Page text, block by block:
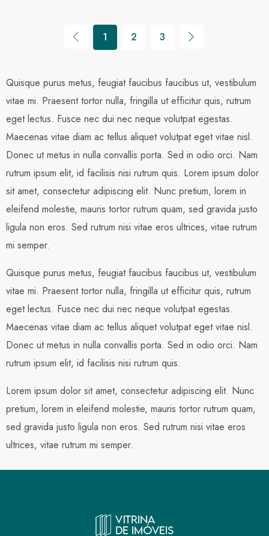
1 2 3
Quisque purus metus, feugiat faucibus faucibus ut, vestibulum
vitae mi. Praesent tortor nulla, fringilla ut efficitur quis, rutrum
eget lectus. Fusce nec dui nec neque volutpat egestas.
Maecenas vitae diam ac tellus aliquet volutpat eget vitae nisl.
Donec ut metus in nulla convallis porta. Sed in odio orci. Nam
rutrum ipsum elit, id facilisis nisi rutrum quis. Lorem ipsum dolor
sit amet, consectetur adipiscing elit. Nunc pretium, lorem in
eleifend molestie, mauris tortor rutrum quam, sed gravida justo
ligula non eros. Sed rutrum nisi vitae eros ultrices, vitae rutrum
mi semper.
Quisque purus metus, feugiat faucibus faucibus ut, vestibulum
vitae mi. Praesent tortor nulla, fringilla ut efficitur quis, rutrum
eget lectus. Fusce nec dui nec neque volutpat egestas.
Maecenas vitae diam ac tellus aliquet volutpat eget vitae nisl.
Donec ut metus in nulla convallis porta. Sed in odio orci. Nam
rutrum ipsum elit, id facilisis nisi rutrum quis.
Lorem ipsum dolor sit amet, consectetur adipiscing elit. Nunc
pretium, lorem in eleifend molestie, mauris tortor rutrum quam,
sed gravida justo ligula non eros. Sed rutrum nisi vitae eros
ultrices, vitae rutrum mi semper.